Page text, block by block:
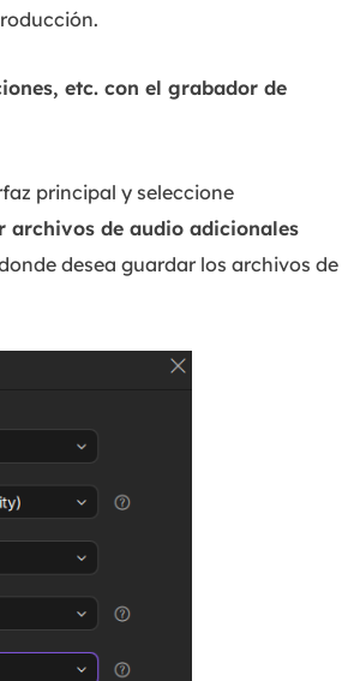
etc. con el grabador de
principal y seleccione
archivos de audio adicionales
desea guardar los archivos de